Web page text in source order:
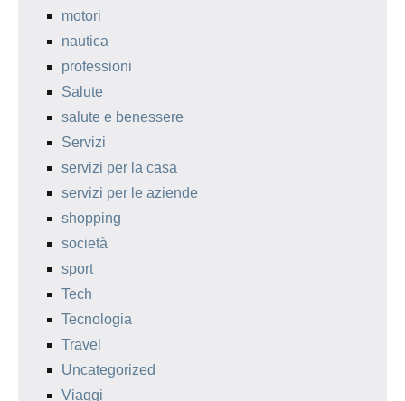
motori
nautica
professioni
Salute
salute e benessere
Servizi
servizi per la casa
servizi per le aziende
shopping
società
sport
Tech
Tecnologia
Travel
Uncategorized
Viaggi